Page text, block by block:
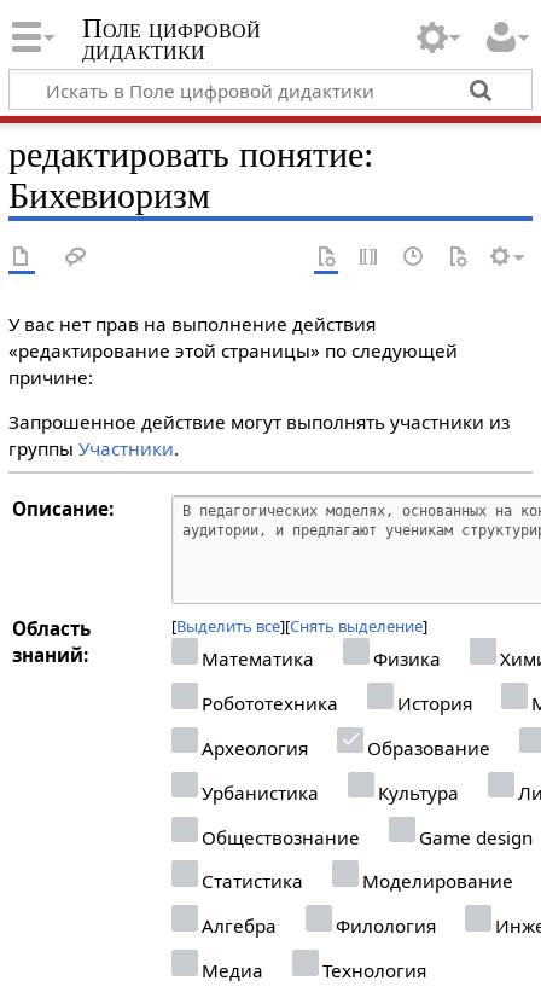
Поле цифровой
дидактики
редактировать понятие:
Бихевиоризм
У вас нет прав на выполнение действия
«редактирование этой страницы» по следующей
причине:
Запрошенное действие могут выполнять участники из
группы Участники.
Описание:
Область
знаний:
Выделить все Снять выделение
Математика Физика
Робототехника
История
Археология
Образование
Урбанистика
Культура
Обществознание
Game design
Статистика
Моделирование
Алгебра
Филология
Медиа
Технология